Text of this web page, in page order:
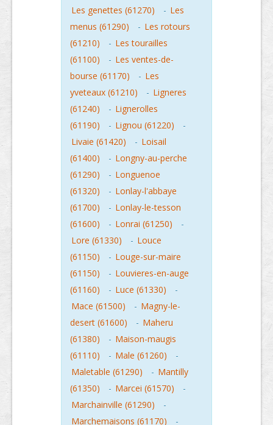
Les genettes (61270)
- Les
menus (61290)
- Les rotours
(61210)
- Les tourailles
(61100)
- Les ventes-de-
bourse (61170)
- Les
yveteaux (61210)
- Ligneres
(61240)
- Lignerolles
(61190)
- Lignou (61220)
-
Livaie (61420)
- Loisail
(61400)
- Longny-au-perche
(61290)
- Longuenoe
(61320)
- Lonlay-l'abbaye
(61700)
- Lonlay-le-tesson
(61600)
- Lonrai (61250)
-
Lore (61330)
- Louce
(61150)
- Louge-sur-maire
(61150)
- Louvieres-en-auge
(61160)
- Luce (61330)
-
Mace (61500)
- Magny-le-
desert (61600)
- Maheru
(61380)
- Maison-maugis
(61110)
- Male (61260)
-
Maletable (61290)
- Mantilly
(61350)
- Marcei (61570)
-
Marchainville (61290)
-
Marchemaisons (61170)
-